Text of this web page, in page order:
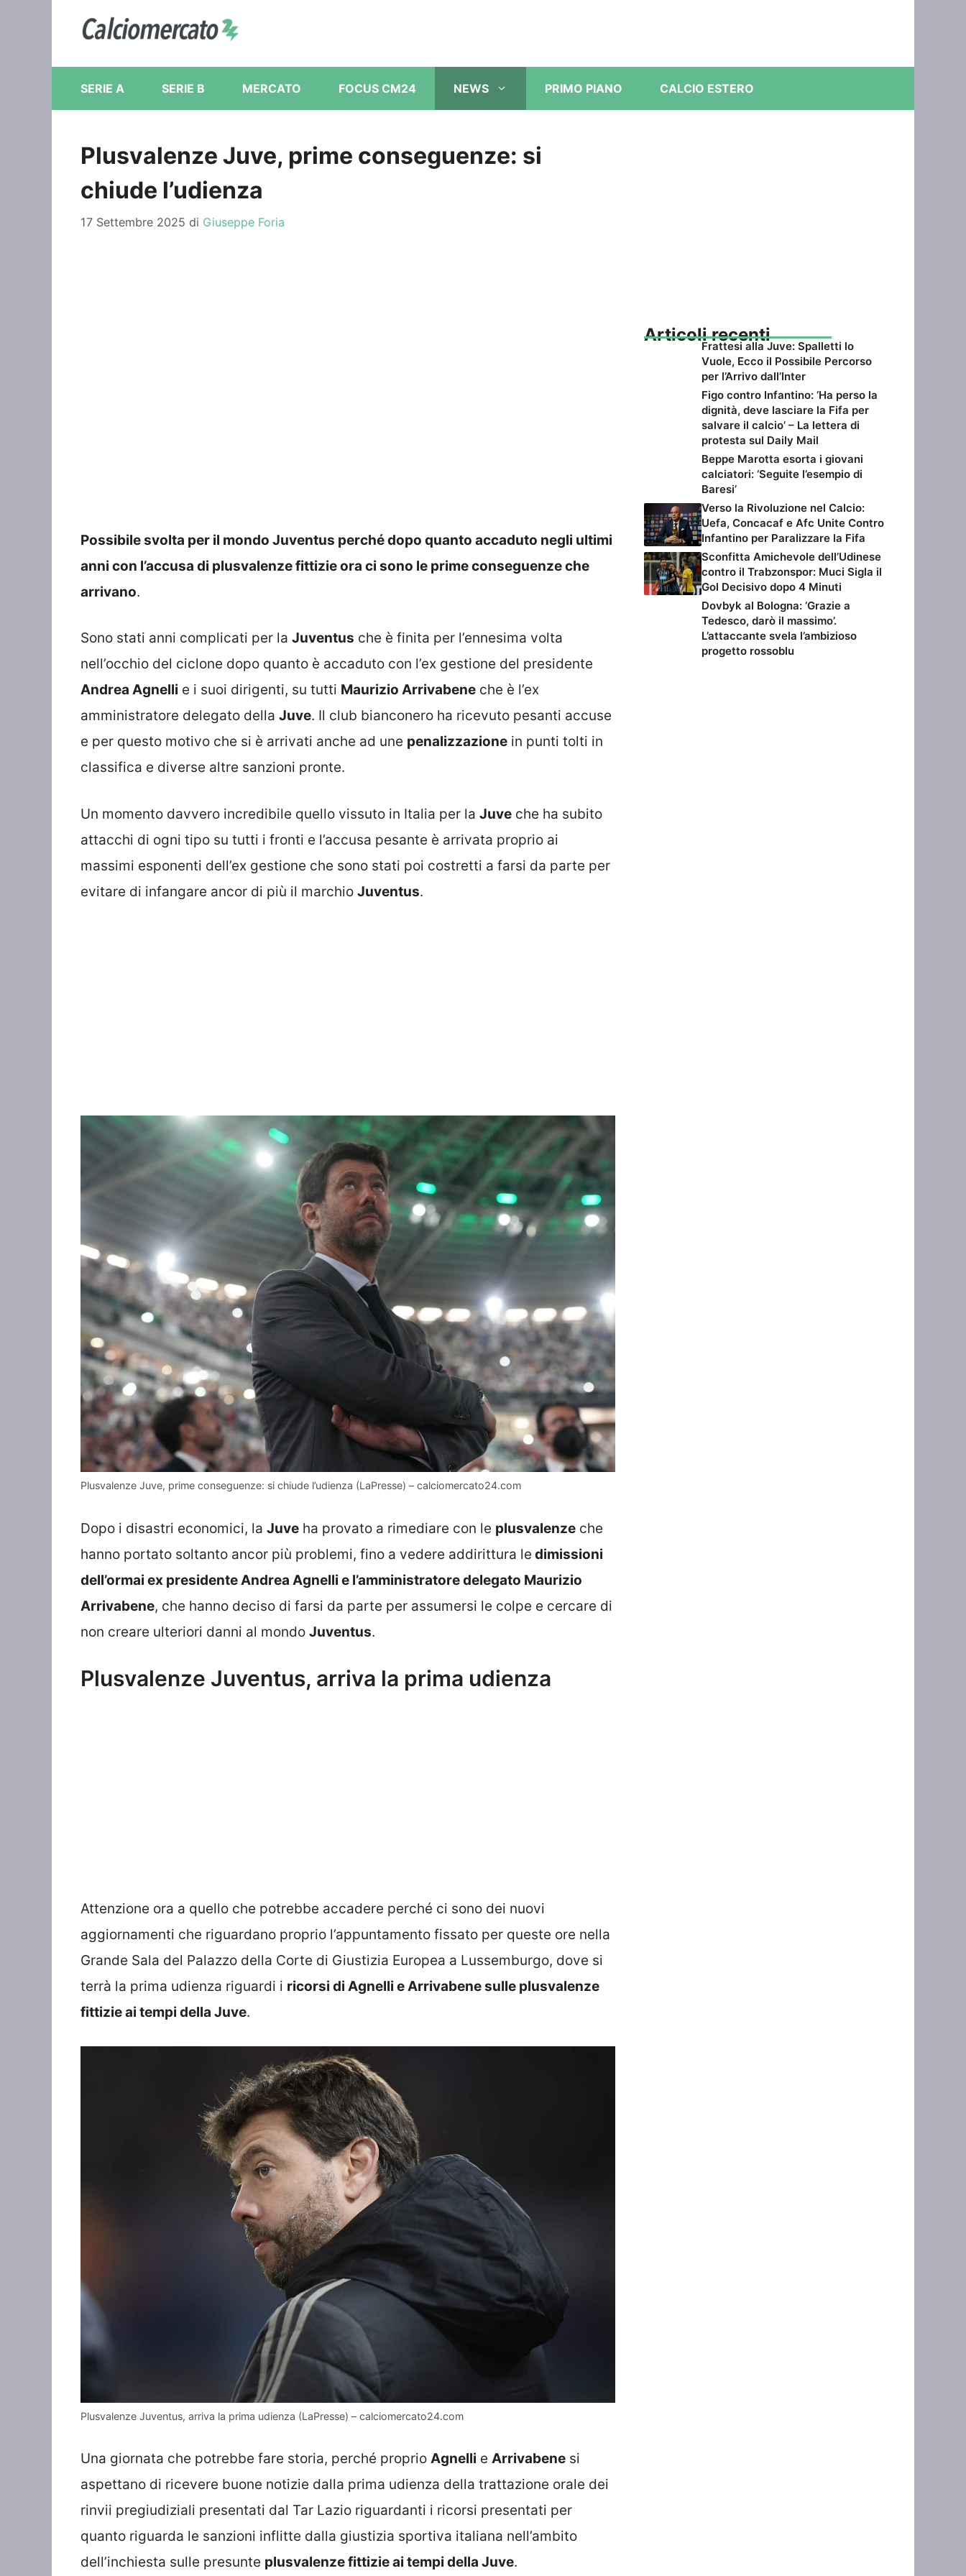
contenuto
SERIE A SERIE B MERCATO FOCUS CM24 NEWS PRIMO PIANO CALCIO ESTERO
Plusvalenze Juve, prime conseguenze: si
chiude l’udienza
17 Settembre 2025 di Giuseppe Foria
Possibile svolta per il mondo Juventus perché dopo quanto accaduto negli ultimi
anni con l’accusa di plusvalenze fittizie ora ci sono le prime conseguenze che
arrivano.
Sono stati anni complicati per la Juventus che è finita per l’ennesima volta
nell’occhio del ciclone dopo quanto è accaduto con l’ex gestione del presidente
Andrea Agnelli e i suoi dirigenti, su tutti Maurizio Arrivabene che è l’ex
amministratore delegato della Juve. Il club bianconero ha ricevuto pesanti accuse
e per questo motivo che si è arrivati anche ad une penalizzazione in punti tolti in
classifica e diverse altre sanzioni pronte.
Un momento davvero incredibile quello vissuto in Italia per la Juve che ha subito
attacchi di ogni tipo su tutti i fronti e l’accusa pesante è arrivata proprio ai
massimi esponenti dell’ex gestione che sono stati poi costretti a farsi da parte per
evitare di infangare ancor di più il marchio Juventus.
Plusvalenze Juve, prime conseguenze: si chiude l’udienza (LaPresse) – calciomercato24.com
Dopo i disastri economici, la Juve ha provato a rimediare con le plusvalenze che
hanno portato soltanto ancor più problemi, fino a vedere addirittura le dimissioni
dell’ormai ex presidente Andrea Agnelli e l’amministratore delegato Maurizio
Arrivabene, che hanno deciso di farsi da parte per assumersi le colpe e cercare di
non creare ulteriori danni al mondo Juventus.
Plusvalenze Juventus, arriva la prima udienza
Attenzione ora a quello che potrebbe accadere perché ci sono dei nuovi
aggiornamenti che riguardano proprio l’appuntamento fissato per queste ore nella
Grande Sala del Palazzo della Corte di Giustizia Europea a Lussemburgo, dove si
terrà la prima udienza riguardi i ricorsi di Agnelli e Arrivabene sulle plusvalenze
fittizie ai tempi della Juve.
Plusvalenze Juventus, arriva la prima udienza (LaPresse) – calciomercato24.com
Una giornata che potrebbe fare storia, perché proprio Agnelli e Arrivabene si
aspettano di ricevere buone notizie dalla prima udienza della trattazione orale dei
rinvii pregiudiziali presentati dal Tar Lazio riguardanti i ricorsi presentati per
quanto riguarda le sanzioni inflitte dalla giustizia sportiva italiana nell’ambito
dell’inchiesta sulle presunte plusvalenze fittizie ai tempi della Juve.
Articoli recenti
Frattesi alla Juve: Spalletti lo
Vuole, Ecco il Possibile Percorso
per l’Arrivo dall’Inter
Figo contro Infantino: ‘Ha perso la
dignità, deve lasciare la Fifa per
salvare il calcio’ – La lettera di
protesta sul Daily Mail
Beppe Marotta esorta i giovani
calciatori: ‘Seguite l’esempio di
Baresi’
Verso la Rivoluzione nel Calcio:
Uefa, Concacaf e Afc Unite Contro
Infantino per Paralizzare la Fifa
Sconfitta Amichevole dell’Udinese
contro il Trabzonspor: Muci Sigla il
Gol Decisivo dopo 4 Minuti
Dovbyk al Bologna: ‘Grazie a
Tedesco, darò il massimo’.
L’attaccante svela l’ambizioso
progetto rossoblu